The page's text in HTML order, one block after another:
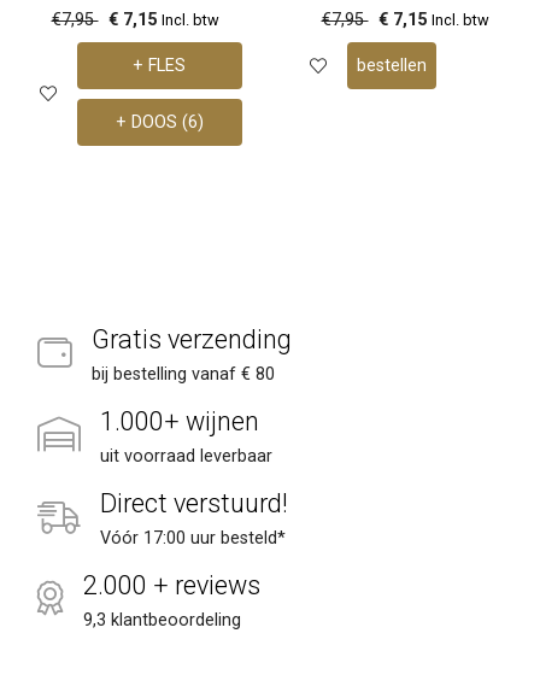
€7,95 € 7,15 Incl. btw
+ FLES
+ DOOS (6)
€7,95 € 7,15 Incl. btw
bestellen
Gratis verzending
bij bestelling vanaf € 80
1.000+ wijnen
uit voorraad leverbaar
Direct verstuurd!
Vóór 17:00 uur besteld*
2.000 + reviews
9,3 klantbeoordeling